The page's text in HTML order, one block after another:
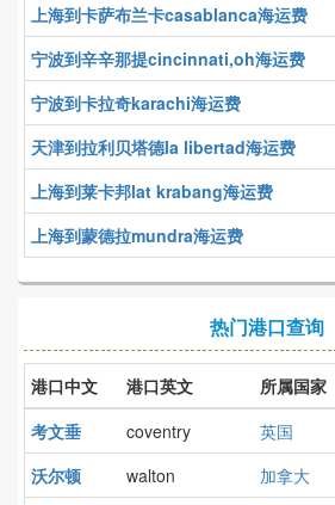
上海到卡萨布兰卡casablanca海运费
宁波到辛辛那提cincinnati,oh海运费
宁波到卡拉奇karachi海运费
天津到拉利贝塔德la libertad海运费
上海到莱卡邦lat krabang海运费
上海到蒙德拉mundra海运费
热门港口查询
港口中文 港口英文 所属国家
考文垂
coventry 英国
沃尔顿
walton 加拿大